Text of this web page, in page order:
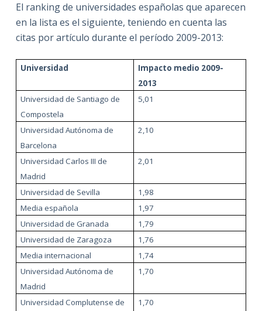
El ranking de universidades españolas que aparecen
en la lista es el siguiente, teniendo en cuenta las
citas por artículo durante el período 2009-2013:
Universidad
Impacto medio 2009-
2013
Universidad de Santiago de
Compostela
5,01
Universidad Autónoma de
Barcelona
2,10
Universidad Carlos III de
Madrid
2,01
Universidad de Sevilla
1,98
Media española
1,97
Universidad de Granada
1,79
Universidad de Zaragoza
1,76
Media internacional
1,74
Universidad Autónoma de
Madrid
1,70
Universidad Complutense de
1,70